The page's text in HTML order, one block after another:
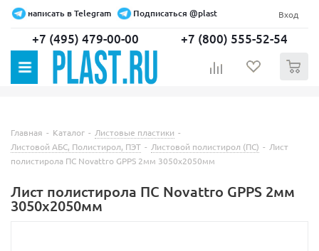
написать в Telegram Подписаться @plast Вход
+7 (495) 479-00-00 +7 (800) 555-52-54
Главная - Каталог - Листовые пластики -
Листовой АБС, Полистирол, ПЭТ - Листовой полистирол (ПС) - Лист
полистирола ПС Novattro GPPS 2мм 3050х2050мм
Лист полистирола ПС Novattro GPPS 2мм
3050х2050мм